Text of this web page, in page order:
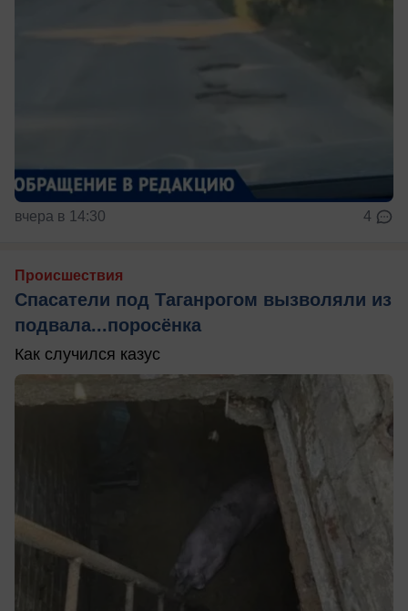
вчера в 14:30 4
Происшествия
Спасатели под Таганрогом вызволяли из
подвала...поросёнка
Как случился казус